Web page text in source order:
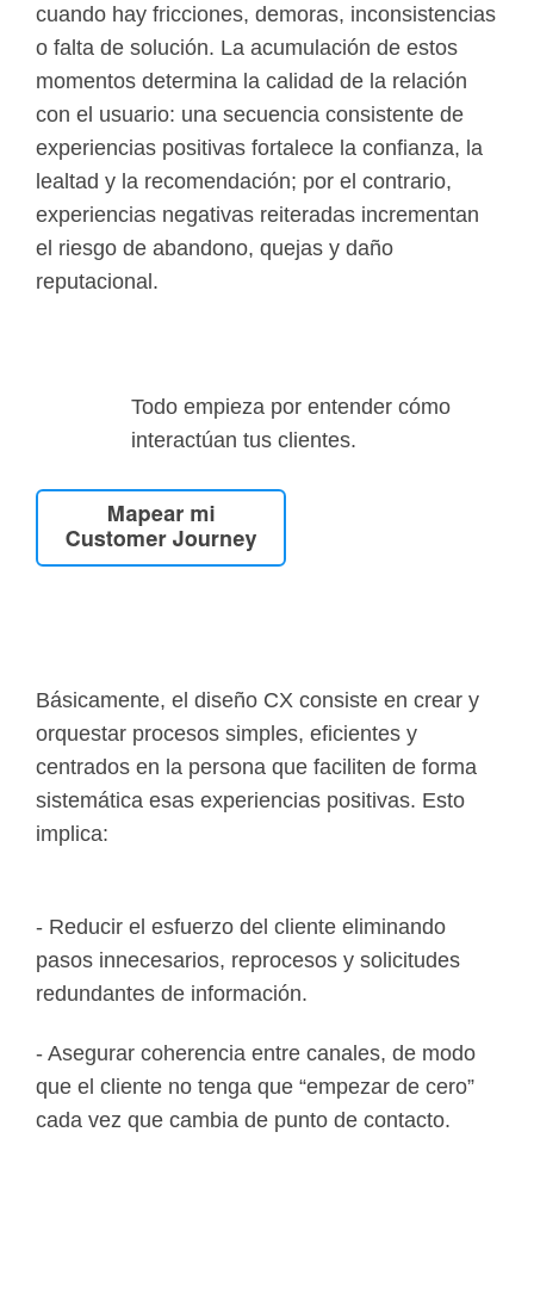
cuando hay fricciones, demoras, inconsistencias
o falta de solución. La acumulación de estos
momentos determina la calidad de la relación
con el usuario: una secuencia consistente de
experiencias positivas fortalece la confianza, la
lealtad y la recomendación; por el contrario,
experiencias negativas reiteradas incrementan
el riesgo de abandono, quejas y daño
reputacional.
Todo empieza por entender cómo
interactúan tus clientes.
Básicamente, el diseño CX consiste en crear y
orquestar procesos simples, eficientes y
centrados en la persona que faciliten de forma
sistemática esas experiencias positivas. Esto
implica:
- Reducir el esfuerzo del cliente eliminando
pasos innecesarios, reprocesos y solicitudes
redundantes de información.
- Asegurar coherencia entre canales, de modo
que el cliente no tenga que “empezar de cero”
cada vez que cambia de punto de contacto.